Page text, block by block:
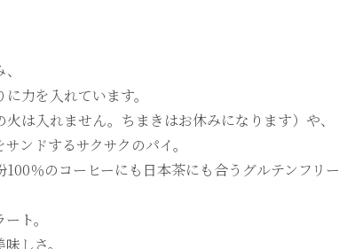
力を入れています。
は入れません。ちまきはお休みになります）や、
ンドするサクサクのパイ。
％のコーヒーにも日本茶にも合うグルテンフリー
ト。
しさ。